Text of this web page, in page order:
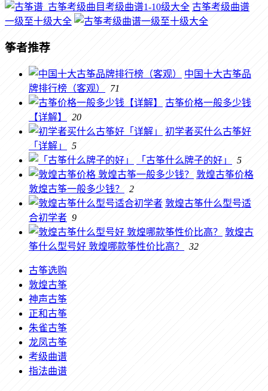
古筝考级曲谱
一级至十级大全
筝者推荐
中国十大古筝品
牌排行榜（客观）
71
古筝价格一般多少钱
【详解】
20
初学者买什么古筝好
「详解」
5
「古筝什么牌子的好」
5
敦煌古筝价格
敦煌古筝一般多少钱？
2
敦煌古筝什么型号适
合初学者 9
敦煌古
筝什么型号好 敦煌哪款筝性价比高？
32
古筝选购
敦煌古筝
神声古筝
正和古筝
朱雀古筝
龙凤古筝
考级曲谱
指法曲谱